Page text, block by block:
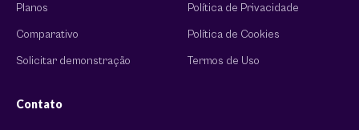
Planos
Comparativo
Solicitar demonstração
Política de Privacidade
Política de Cookies
Termos de Uso
Contato